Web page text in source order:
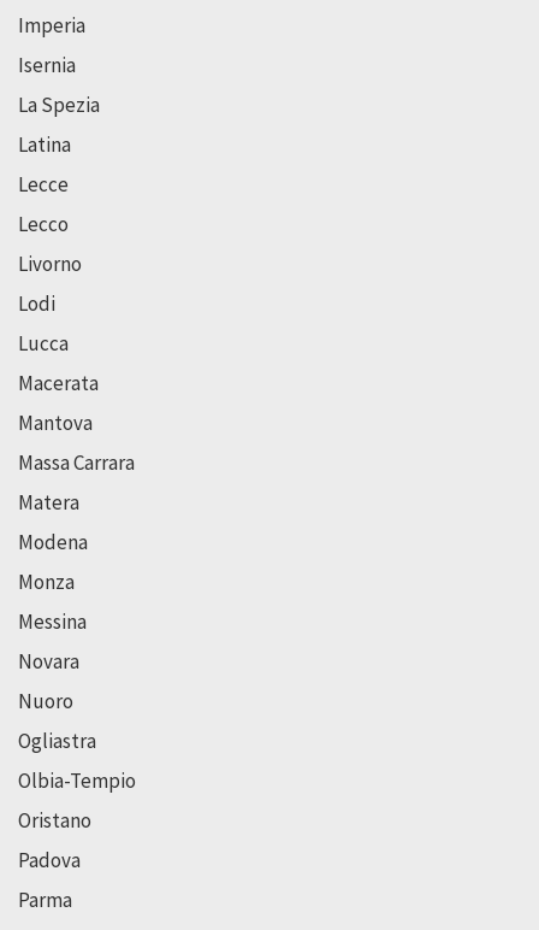
Imperia
Isernia
La Spezia
Latina
Lecce
Lecco
Livorno
Lodi
Lucca
Macerata
Mantova
Massa Carrara
Matera
Modena
Monza
Messina
Novara
Nuoro
Ogliastra
Olbia-Tempio
Oristano
Padova
Parma